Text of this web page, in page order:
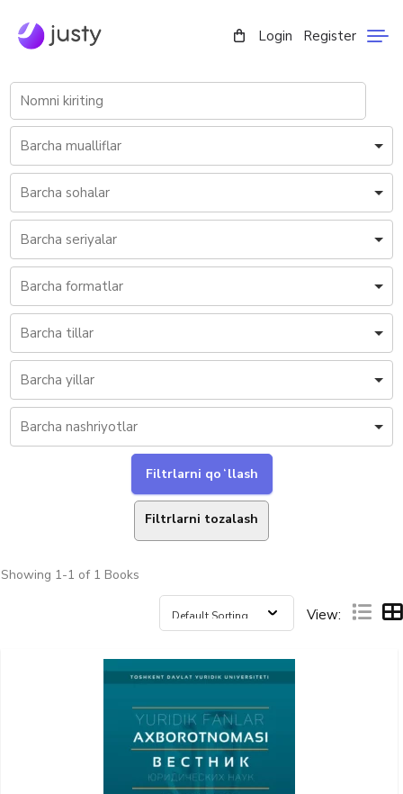
Login Register
Filtrlarni tozalash
Showing 1-1 of 1 Books
View: